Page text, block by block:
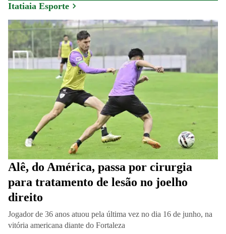
Itatiaia Esporte
Alê, do América, passa por cirurgia
para tratamento de lesão no joelho
direito
Jogador de 36 anos atuou pela última vez no dia 16 de junho, na
vitória americana diante do Fortaleza